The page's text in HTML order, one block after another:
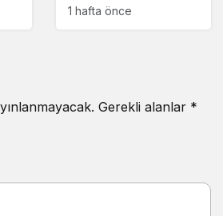
yangından kurtarıldı
1 hafta önce
Gerekli alanlar *